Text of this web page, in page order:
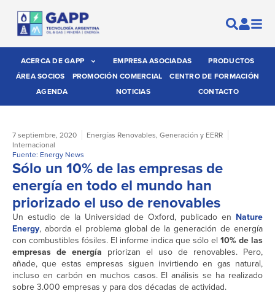
ACERCA DE GAPP EMPRESA ASOCIADAS
PRODUCTOS
ÁREA SOCIOS
PROMOCIÓN COMERCIAL
CENTRO DE FORMACIÓN
AGENDA
NOTICIAS CONTACTO
7 septiembre, 2020 Energías Renovables, Generación y EERR
Internacional
Fuente: Energy News
Sólo un 10% de las empresas de
energía en todo el mundo han
priorizado el uso de renovables
Un estudio de la Universidad de Oxford, publicado en Nature
Energy, aborda el problema global de la generación de energía
con combustibles fósiles. El informe indica que sólo el 10% de las
empresas de energía priorizan el uso de renovables. Pero,
añade, que estas empresas siguen invirtiendo en gas natural,
incluso en carbón en muchos casos. El análisis se ha realizado
sobre 3.000 empresas y para dos décadas de actividad.